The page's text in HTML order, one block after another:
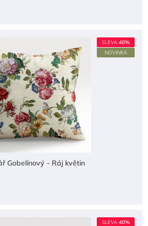
SLEVA 40%
NOVINKA
Gobelínový - Ráj květin
SLEVA 40%